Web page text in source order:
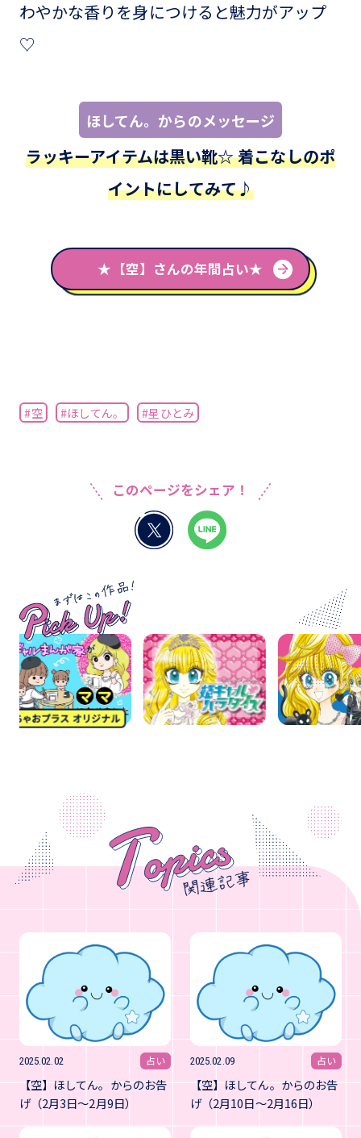
わやかな香りを身につけると魅力がアップ
♡
ほしてん。からのメッセージ
ラッキーアイテムは黒い靴☆ 着こなしのポ
イントにしてみて♪
★【空】さんの年間占い★
#空 #ほしてん。 #星ひとみ
このページをシェア！
2025.02.02 占い
【空】ほしてん。からのお告
げ（2月3日～2月9日）
2025.02.09 占い
【空】ほしてん。からのお告
げ（2月10日～2月16日）